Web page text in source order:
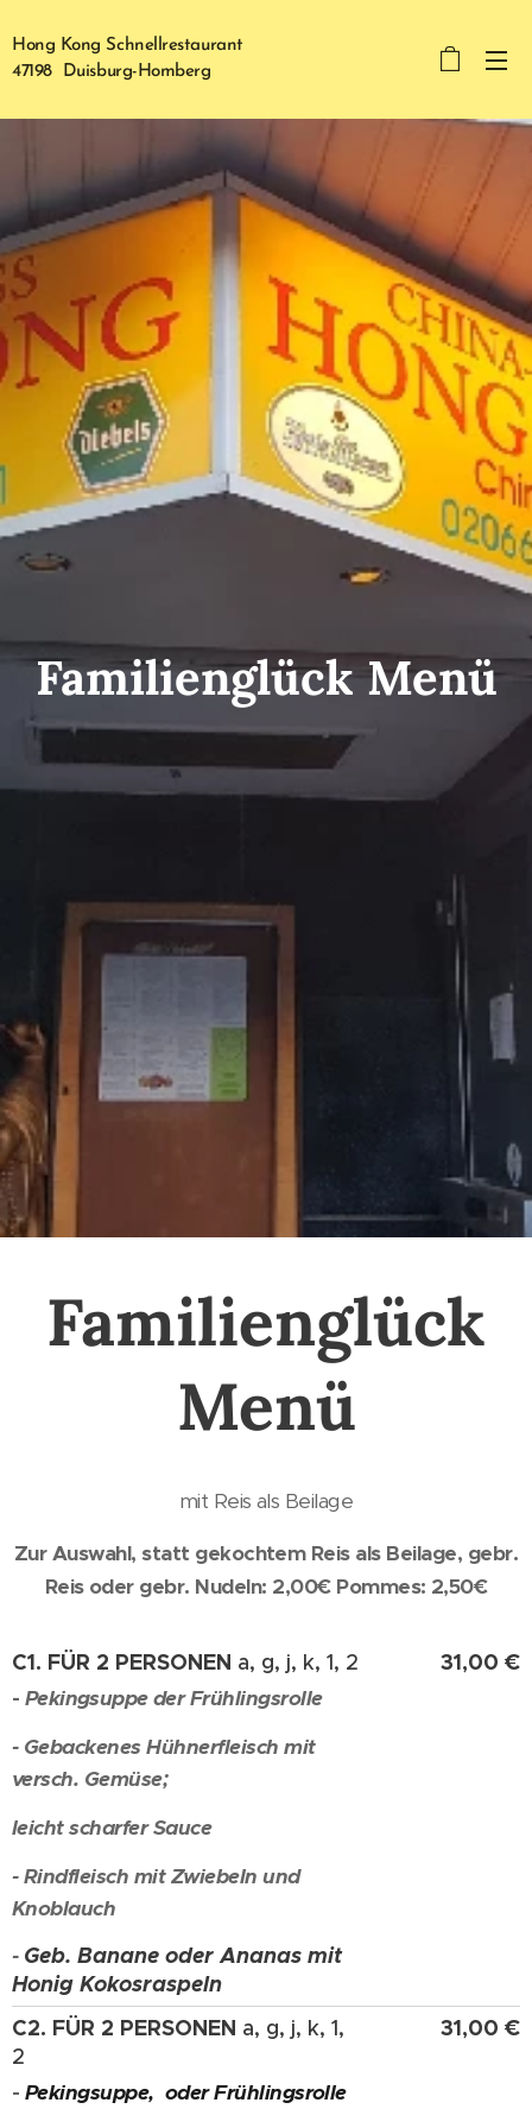
Hong Kong Schnellrestaurant
47198 Duisburg-Homberg
Familienglück Menü
Familienglück
Menü
mit Reis als Beilage
Zur Auswahl, statt gekochtem Reis als Beilage, gebr.
Reis oder gebr. Nudeln: 2,00€ Pommes: 2,50€
C1. FÜR 2 PERSONEN a, g, j, k, 1, 2
- Pekingsuppe der Frühlingsrolle
- Gebackenes Hühnerfleisch mit
versch. Gemüse;
leicht scharfer Sauce
- Rindfleisch mit Zwiebeln und
Knoblauch
- Geb. Banane oder Ananas mit
Honig Kokosraspeln
31,00 €
C2. FÜR 2 PERSONEN a, g, j, k, 1,
2
- Pekingsuppe, oder Frühlingsrolle
31,00 €